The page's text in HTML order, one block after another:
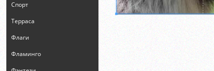
Спорт
Терраса
Флаги
Фламинго